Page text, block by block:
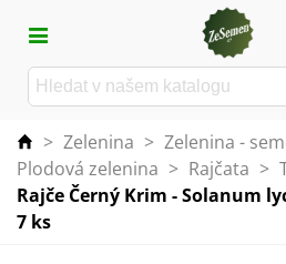
> Zelenina > Zelenina -
Plodová zelenina > Rajčata >
Rajče Černý Krim - Solanum
7 ks